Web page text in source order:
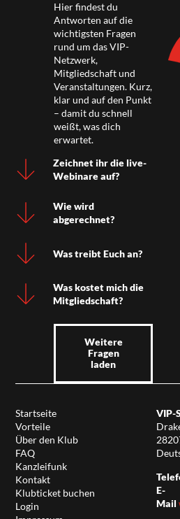
Hier findest du
Antworten auf die
wichtigsten Fragen
rund um das VIP-
Netzwerk,
Mitgliedschaft und
Veranstaltungen. Kurz,
klar und auf den Punkt
– damit du schnell
weißt, was dich
erwartet.
Zeichnet ihr die live-
Webinare auf?
Wie wird
abgerechnet?
Was treibt Euch an?
Was kostet mich die
Mitgliedschaft?
Weitere
Fragen
laden
Startseite
Vorteile
Über den Klub
FAQ
Kanzleifunk
Kontakt
Klubticket buchen
Login
VIP-
E-
Mail